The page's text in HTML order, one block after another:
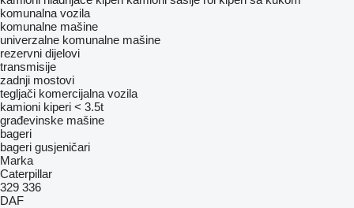
komunalna vozila
komunalne mašine
univerzalne komunalne mašine
rezervni dijelovi
transmisije
zadnji mostovi
tegljači komercijalna vozila
kamioni kiperi < 3.5t
građevinske mašine
bageri
bageri gusjeničari
Marka
Caterpillar
329 336
DAF